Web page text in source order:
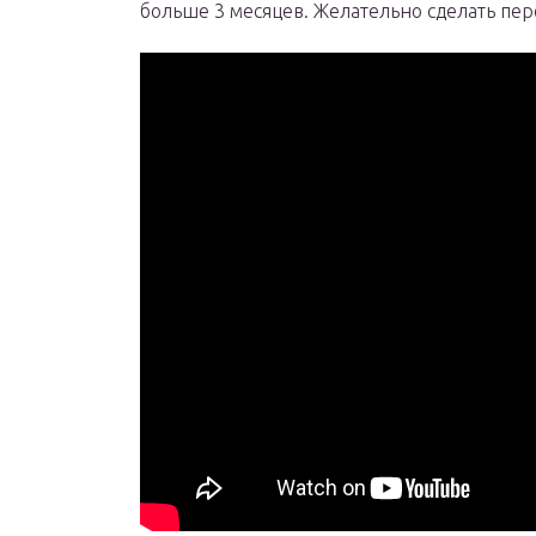
больше 3 месяцев. Желательно сделать